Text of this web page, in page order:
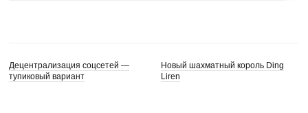
Децентрализация соцсетей —
тупиковый вариант
Новый шахматный король Ding
Liren